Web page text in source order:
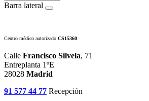
Barra lateral
Centro médico autorizado CS15360
Calle Francisco Silvela, 71
Entreplanta 1ºE
28028 Madrid
91 577 44 77 Recepción